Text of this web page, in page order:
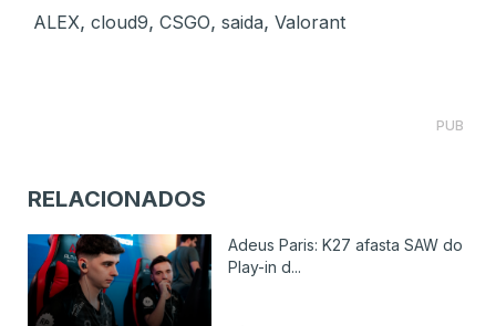
ALEX, cloud9, CSGO, saida, Valorant
PUB
RELACIONADOS
Adeus Paris: K27 afasta SAW do
Play-in d...